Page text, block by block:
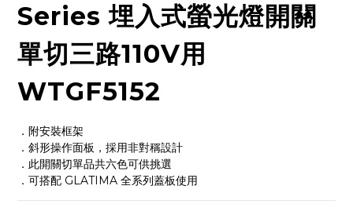
Series 埋入式螢光燈開關
單切三路110V用
WTGF5152
．附安裝框架
．斜形操作面板，採用非對稱設計
．此開關切單品共六色可供挑選
．可搭配 GLATIMA 全系列蓋板使用